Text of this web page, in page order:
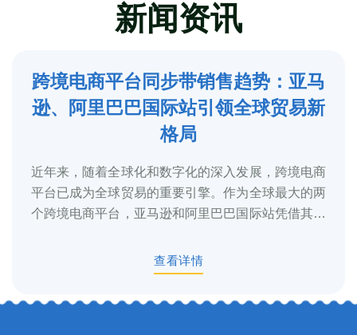
新闻资讯
5
2025-3
跨境电商平台同步带销售趋势：亚马
逊、阿里巴巴国际站引领全球贸易新
格局
近年来，随着全球化和数字化的深入发展，跨境电商
平台已成为全球贸易的重要引擎。作为全球最大的两
个跨境电商平台，亚马逊和阿里巴巴国际站凭借其庞
查看详情